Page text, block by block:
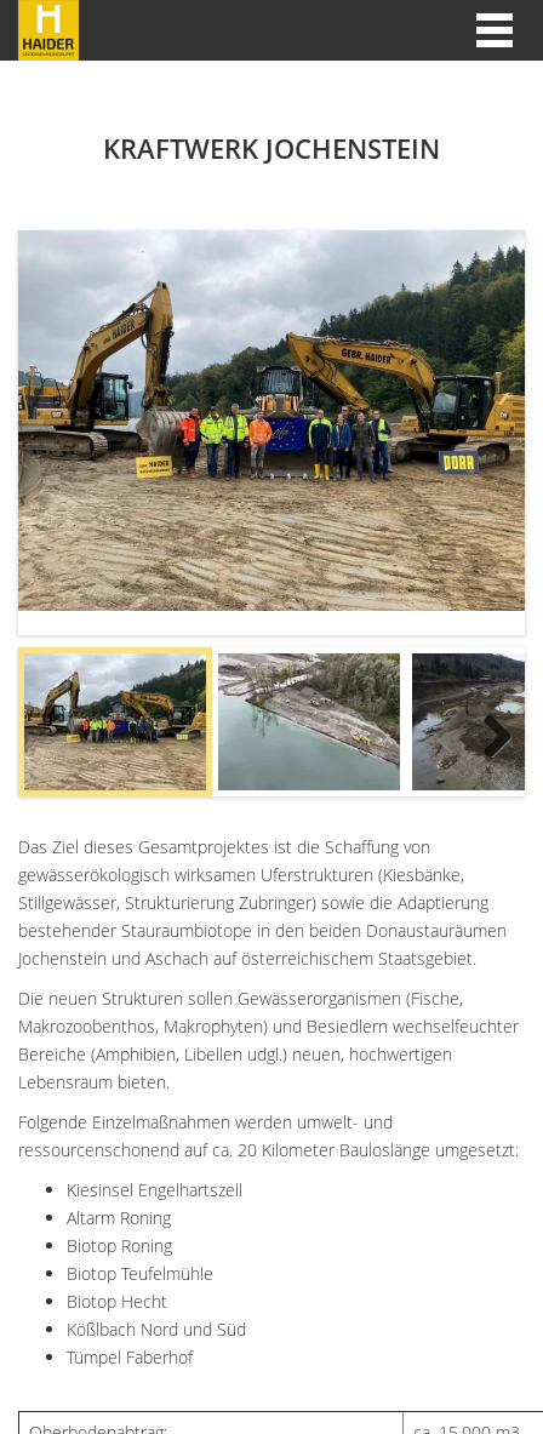
KRAFTWERK JOCHENSTEIN
Next
Das Ziel dieses Gesamtprojektes ist die Schaffung von
gewässerökologisch wirksamen Uferstrukturen (Kiesbänke,
Stillgewässer, Strukturierung Zubringer) sowie die Adaptierung
bestehender Stauraumbiotope in den beiden Donaustauräumen
Jochenstein und Aschach auf österreichischem Staatsgebiet.
Die neuen Strukturen sollen Gewässerorganismen (Fische,
Makrozoobenthos, Makrophyten) und Besiedlern wechselfeuchter
Bereiche (Amphibien, Libellen udgl.) neuen, hochwertigen
Lebensraum bieten.
Folgende Einzelmaßnahmen werden umwelt- und
ressourcenschonend auf ca. 20 Kilometer Bauloslänge umgesetzt:
Kiesinsel Engelhartszell
Altarm Roning
Biotop Roning
Biotop Teufelmühle
Biotop Hecht
Kößlbach Nord und Süd
Tümpel Faberhof